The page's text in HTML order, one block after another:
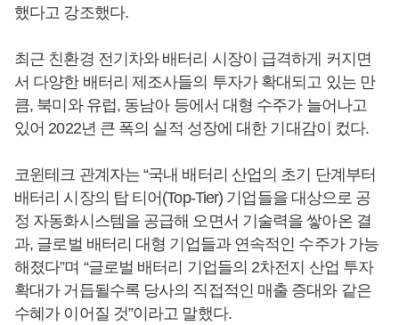
했다고 강조했다.
최근 친환경 전기차와 배터리 시장이 급격하게 커지면
서 다양한 배터리 제조사들의 투자가 확대되고 있는 만
큼, 북미와 유럽, 동남아 등에서 대형 수주가 늘어나고
있어 2022년 큰 폭의 실적 성장에 대한 기대감이 컸다.
코윈테크 관계자는 “국내 배터리 산업의 초기 단계부터
배터리 시장의 탑 티어(Top-Tier) 기업들을 대상으로 공
정 자동화시스템을 공급해 오면서 기술력을 쌓아온 결
과, 글로벌 배터리 대형 기업들과 연속적인 수주가 가능
해졌다”며 “글로벌 배터리 기업들의 2차전지 산업 투자
확대가 거듭될수록 당사의 직접적인 매출 증대와 같은
수혜가 이어질 것”이라고 말했다.